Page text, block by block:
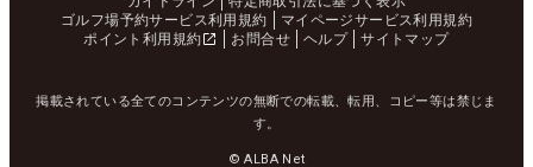
ゴルフ場予約サービス利用規約
マイページサービス利用規約
ポイント利用規約
お問合せ ヘルプ サイトマップ
掲載されている全てのコンテンツの無断での転載、転用、コピー等は禁じま
す。
© ALBA Net